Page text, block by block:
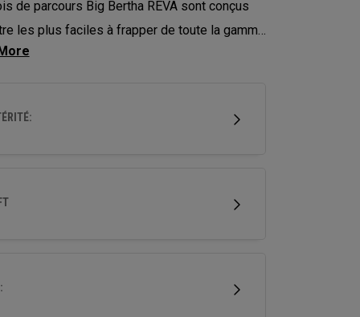
de parcours Big Bertha REVA sont conçus
les plus faciles à frapper de toute la gamme
Tout commence par une forme qui facilite
de shaft légèrement plus courtes et